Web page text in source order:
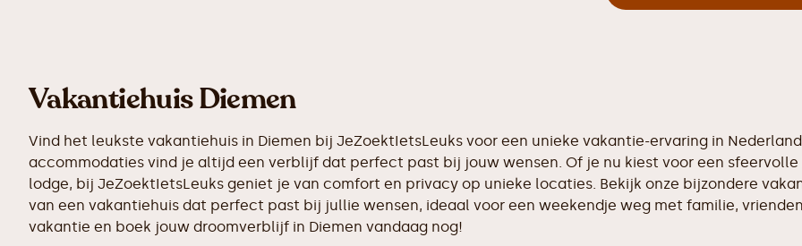
Vakantiehuis Diemen
Vind het leukste vakantiehuis in Diemen bij JeZoektIetsLeuks voor een unieke vakantie-ervaring in
accommodaties vind je altijd een verblijf dat perfect past bij jouw wensen. Of je nu kiest voor een
lodge, bij JeZoektIetsLeuks geniet je van comfort en privacy op unieke locaties. Bekijk onze bijzondere
van een vakantiehuis dat perfect past bij jullie wensen, ideaal voor een weekendje weg met familie,
vakantie en boek jouw droomverblijf in Diemen vandaag nog!